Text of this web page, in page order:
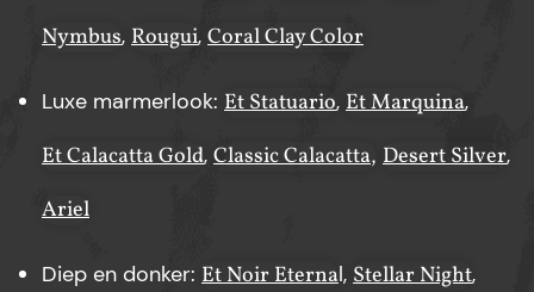
Nymbus, Rougui, Coral Clay Color
Luxe marmerlook: Et Statuario, Et Marquina,
Et Calacatta Gold, Classic Calacatta, Desert Silver,
Ariel
Diep en donker: Et Noir Eternal, Stellar Night,